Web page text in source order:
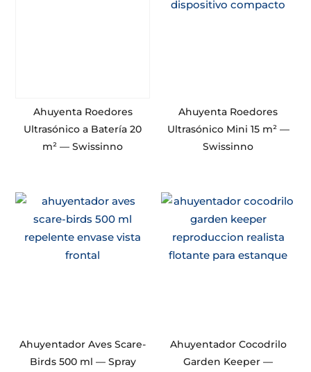
Ahuyenta Roedores
Ultrasónico a Batería 20
m² — Swissinno
Ahuyenta Roedores
Ultrasónico Mini 15 m² —
Swissinno
Ahuyentador Aves Scare-
Birds 500 ml — Spray
Ahuyentador Cocodrilo
Garden Keeper —